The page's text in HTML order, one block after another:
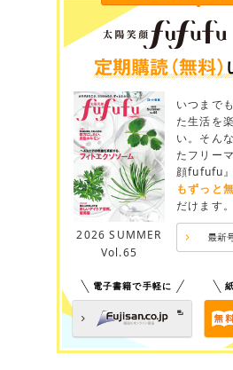
2026 SUMMER
Vol.65
いつまで
た生活を
い。そん
たフリー
顔fufufu』
もずっと
だけます。
電子書籍で手軽に